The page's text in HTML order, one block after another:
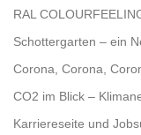
RAL
Schottergarten – ein
Corona, Corona,
CO2 im Blick –
Karriereseite und